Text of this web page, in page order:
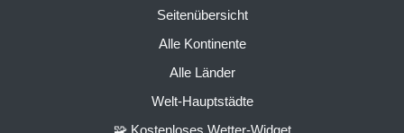
Seitenübersicht
Alle Kontinente
Alle Länder
Welt-Hauptstädte
🧩 Kostenloses Wetter-Widget